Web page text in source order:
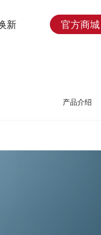
新 官方商城
产品介绍